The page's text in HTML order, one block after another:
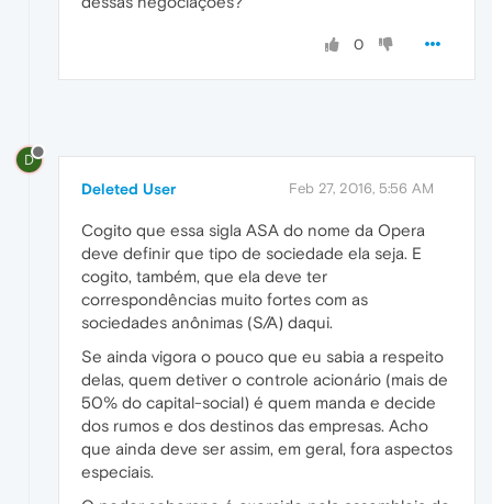
0
D
Deleted User Feb 27, 2016, 5:56 AM
Cogito que essa sigla ASA do nome da Opera
deve definir que tipo de sociedade ela seja. E
cogito, também, que ela deve ter
correspondências muito fortes com as
sociedades anônimas (S/A) daqui.
Se ainda vigora o pouco que eu sabia a respeito
delas, quem detiver o controle acionário (mais de
50% do capital-social) é quem manda e decide
dos rumos e dos destinos das empresas. Acho
que ainda deve ser assim, em geral, fora aspectos
especiais.